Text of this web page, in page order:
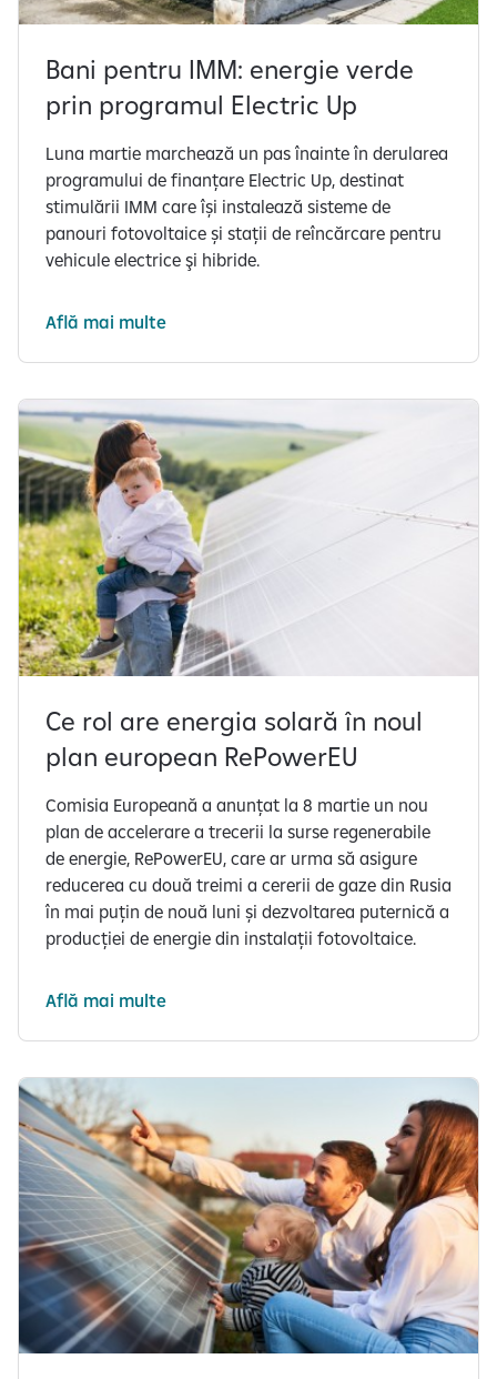
Bani pentru IMM: energie verde
prin programul Electric Up
Luna martie marchează un pas înainte în derularea
programului de finanțare Electric Up, destinat
stimulării IMM care își instalează sisteme de
panouri fotovoltaice și stații de reîncărcare pentru
vehicule electrice şi hibride.
Află mai multe
Ce rol are energia solară în noul
plan european RePowerEU
Comisia Europeană a anunțat la 8 martie un nou
plan de accelerare a trecerii la surse regenerabile
de energie, RePowerEU, care ar urma să asigure
reducerea cu două treimi a cererii de gaze din Rusia
în mai puțin de nouă luni și dezvoltarea puternică a
producției de energie din instalații fotovoltaice.
Află mai multe